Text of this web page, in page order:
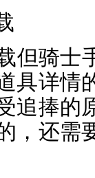
但骑士
具详情
追捧的
，还需